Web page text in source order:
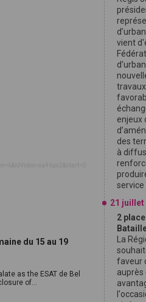
du 15 au 19
as the ESAT de Bel
of...
vient
enjeux
des
à
service
21 juillet
2
La
faveur
auprès